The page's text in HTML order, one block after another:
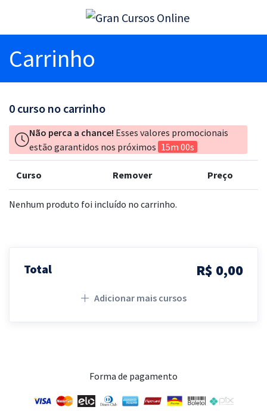
Carrinho
0 curso no carrinho
Não perca a chance! Esses valores promocionais
estão garantidos nos próximos 15m 00s
Curso Remover Preço
Nenhum produto foi incluído no carrinho.
Total R$ 0,00
Adicionar mais cursos
Forma de pagamento